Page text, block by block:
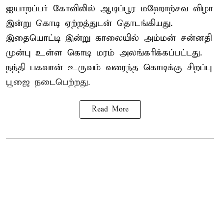
ஐயாறப்பர் கோவிலில் ஆடிப்பூர மஹோற்சவ விழா
இன்று கொடி ஏற்றத்துடன் தொடங்கியது.
இதையொட்டி இன்று காலையில் அம்மன் சன்னதி
முன்பு உள்ள கொடி மரம் அலங்கரிக்கப்பட்டது.
நந்தி பகவான் உருவம் வரைந்த கொடிக்கு சிறப்பு
பூஜை நடைபெற்றது.
Read More